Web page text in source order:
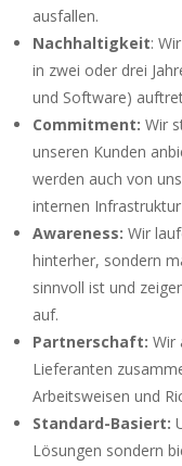
ausfallen.
Nachhaltigkeit:
in zwei oder drei
und Software)
Commitment: Wir
unseren Kunden
werden auch von
internen
Awareness: Wir
hinterher, sondern
sinnvoll ist und
auf.
Partnerschaft: Wir
Lieferanten
Arbeitsweisen und
Standard-Basiert:
Lösungen sondern